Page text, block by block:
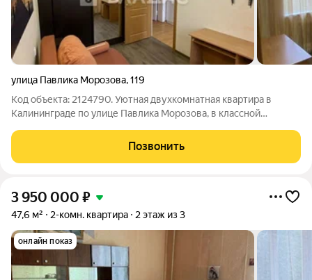
улица Павлика Морозова,119
Код объекта: 2124790. Уютная двухкомнатная квартира в
Калининграде по улице Павлика Морозова, в классной
первом этаже трёхэтажного кирпичного дома 1945 года
Позвонить
3 950 000 ₽
47,6 м² 2-комн. квартира 2 этаж из 3
онлайн показ